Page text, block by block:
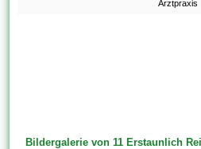
Arztpraxis
Bildergalerie von 11 Erstaunlich